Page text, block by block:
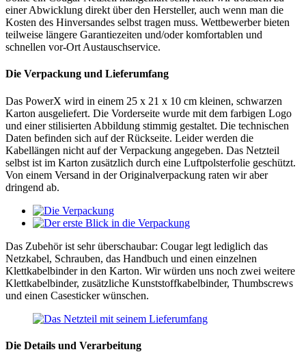
einer Abwicklung direkt über den Hersteller, auch wenn man die
Kosten des Hinversandes selbst tragen muss. Wettbewerber bieten
teilweise längere Garantiezeiten und/oder komfortablen und
schnellen vor-Ort Austauschservice.
Die Verpackung und Lieferumfang
Das PowerX wird in einem 25 x 21 x 10 cm kleinen, schwarzen
Karton ausgeliefert. Die Vorderseite wurde mit dem farbigen Logo
und einer stilisierten Abbildung stimmig gestaltet. Die technischen
Daten befinden sich auf der Rückseite. Leider werden die
Kabellängen nicht auf der Verpackung angegeben. Das Netzteil
selbst ist im Karton zusätzlich durch eine Luftpolsterfolie geschützt.
Von einem Versand in der Originalverpackung raten wir aber
dringend ab.
Das Zubehör ist sehr überschaubar: Cougar legt lediglich das
Netzkabel, Schrauben, das Handbuch und einen einzelnen
Klettkabelbinder in den Karton. Wir würden uns noch zwei weitere
Klettkabelbinder, zusätzliche Kunststoffkabelbinder, Thumbscrews
und einen Casesticker wünschen.
Die Details und Verarbeitung